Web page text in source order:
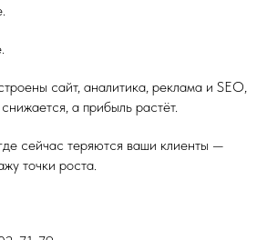
сайт, аналитика, реклама и SEO,
а прибыль растёт.
сейчас теряются ваши клиенты —
точки роста.